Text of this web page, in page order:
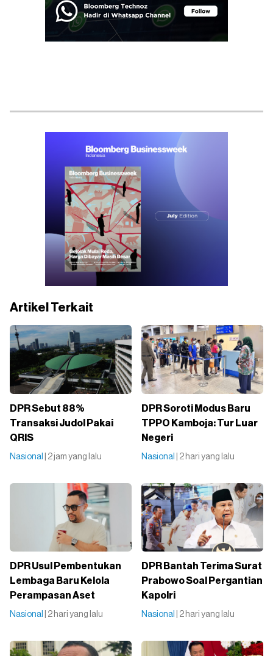
Artikel Terkait
DPR Sebut 88%
Transaksi Judol Pakai
QRIS
Nasional | 2 jam yang lalu
DPR Soroti Modus Baru
TPPO Kamboja: Tur Luar
Negeri
Nasional | 2 hari yang lalu
DPR Usul Pembentukan
Lembaga Baru Kelola
Perampasan Aset
Nasional | 2 hari yang lalu
DPR Bantah Terima Surat
Prabowo Soal Pergantian
Kapolri
Nasional | 2 hari yang lalu